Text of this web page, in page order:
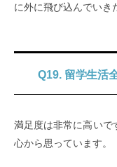
に外に飛び込んでいき
Q19. 留学生活
満足度は非常に高いで
心から思っています。